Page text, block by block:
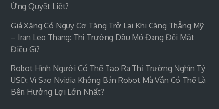
Ứng Quyết Liệt?
Giá Xăng Có Nguy Cơ Tăng Trở Lại Khi Căng Thẳng Mỹ
– Iran Leo Thang: Thị Trường Dầu Mỏ Đang Đối Mặt
Điều Gì?
Robot Hình Người Có Thể Tạo Ra Thị Trường Nghìn Tỷ
USD: Vì Sao Nvidia Không Bán Robot Mà Vẫn Có Thể Là
Bên Hưởng Lợi Lớn Nhất?